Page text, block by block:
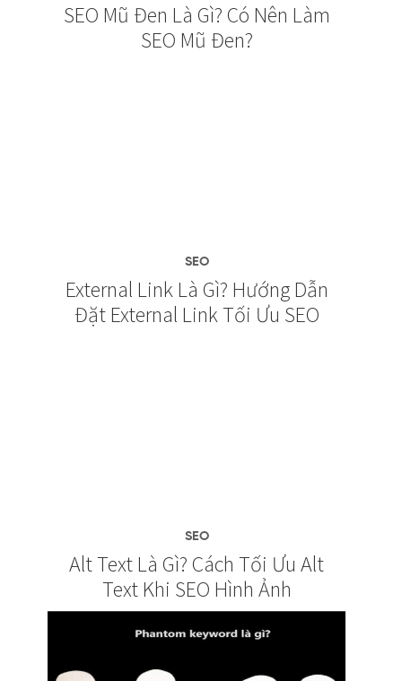
SEO Mũ Đen Là Gì? Có Nên Làm
SEO Mũ Đen?
SEO
External Link Là Gì? Hướng Dẫn
Đặt External Link Tối Ưu SEO
SEO
Alt Text Là Gì? Cách Tối Ưu Alt
Text Khi SEO Hình Ảnh